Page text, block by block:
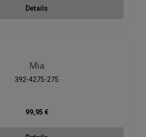
Details
Mia
392-4275-275
Regulärer Preis:
99,95 €